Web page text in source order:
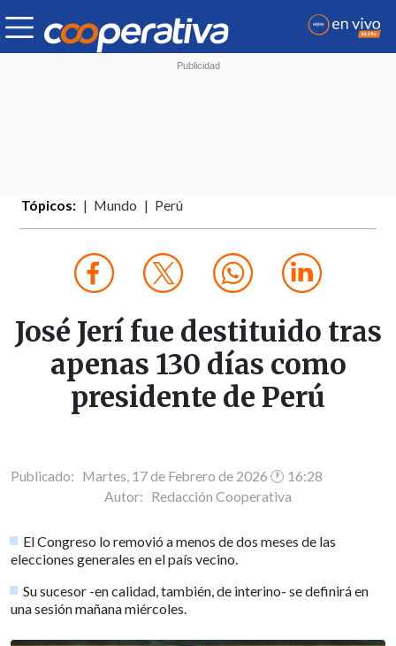
Tópicos: Mundo Perú
José Jerí fue destituido tras
apenas 130 días como
presidente de Perú
Publicado: Martes, 17 de Febrero de 2026 🕐 16:28
Autor: Redacción Cooperativa
El Congreso lo removió a menos de dos meses de las
elecciones generales en el país vecino.
Su sucesor -en calidad, también, de interino- se definirá en
una sesión mañana miércoles.